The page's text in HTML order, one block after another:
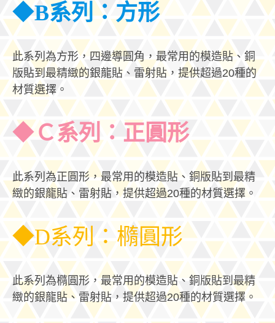
◆B系列：方形
此系列為方形，四邊導圓角，最常用的模造貼、銅
版貼到最精緻的銀龍貼、雷射貼，提供超過20種的
材質選擇。
◆Ｃ系列：正圓形
此系列為正圓形，最常用的模造貼、銅版貼到最精
緻的銀龍貼、雷射貼，提供超過20種的材質選擇。
◆D系列：橢圓形
此系列為橢圓形，最常用的模造貼、銅版貼到最精
緻的銀龍貼、雷射貼，提供超過20種的材質選擇。